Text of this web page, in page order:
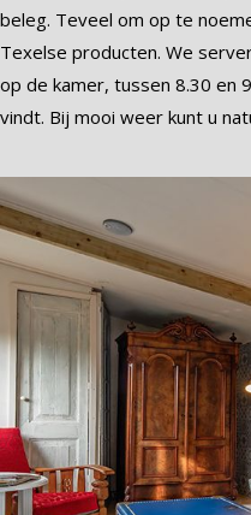
beleg. Teveel om op te
Texelse producten. We
op de kamer, tussen 8.30 en
vindt. Bij mooi weer kunt u